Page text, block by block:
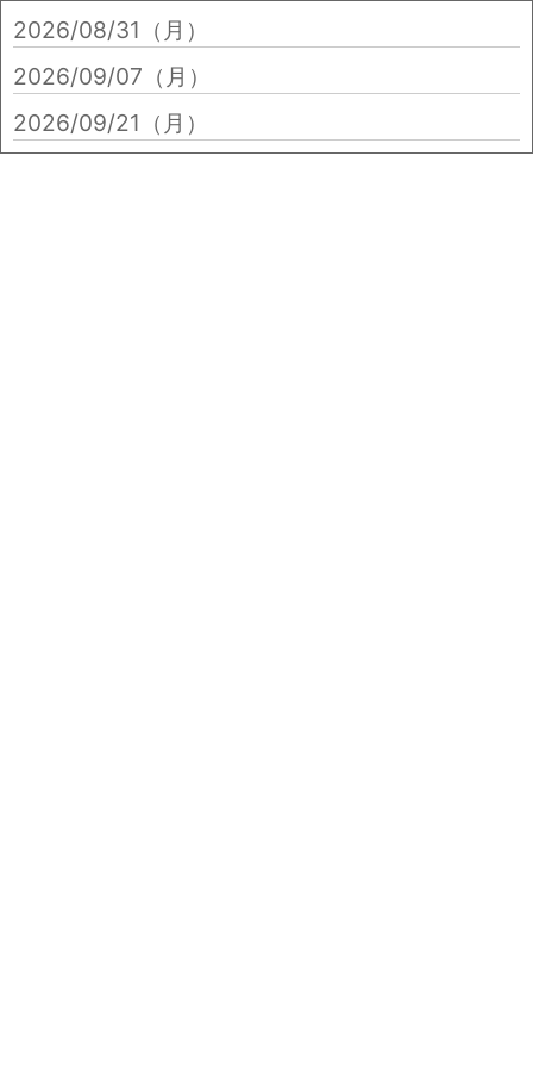
2026/08/31（月）
2026/09/07（月）
2026/09/21（月）